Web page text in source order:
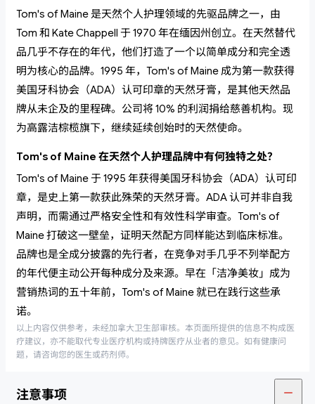
Tom's of Maine 是天然个人护理领域的先驱品牌之一，由
Tom 和 Kate Chappell 于 1970 年在缅因州创立。在天然替代
品几乎不存在的年代，他们打造了一个以简单成分和完全透
明为核心的品牌。1995 年，Tom's of Maine 成为第一款获得
美国牙科协会（ADA）认可印章的天然牙膏，是其他天然品
牌从未企及的里程碑。公司将 10% 的利润捐给慈善机构。现
为高露洁棕榄旗下，继续延续创始时的天然使命。
Tom's of Maine 在天然个人护理品牌中有何独特之处？
Tom's of Maine 于 1995 年获得美国牙科协会（ADA）认可印
章，是史上第一款获此殊荣的天然牙膏。ADA 认可并非自我
声明，而需通过严格安全性和有效性科学审查。Tom's of
Maine 打破这一壁垒，证明天然配方同样能达到临床标准。
品牌也是全成分披露的先行者，在竞争对手几乎不列举配方
的年代便主动公开每种成分及来源。早在「洁净美妆」成为
营销热词的五十年前，Tom's of Maine 就已在践行这些承
诺。
以上内容仅供参考，未经加拿大卫生部审核。本页面所提供的信息不构成医
疗建议，亦不能取代专业医疗机构或持牌医疗从业者的意见。如有健康问
题，请咨询您的医生或药剂师。
注意事项